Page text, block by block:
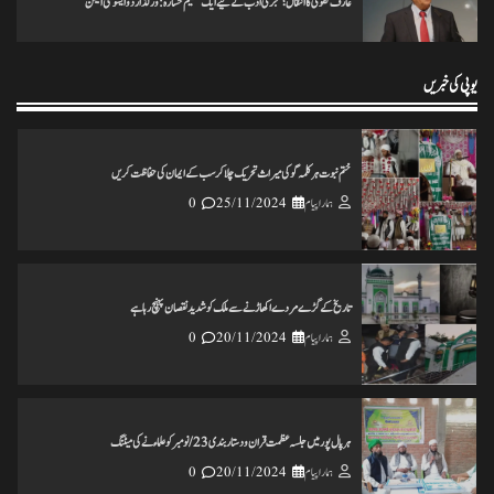
یوپی کی خبریں
ختم نبوت ہر کلمہ گو کی میراث تحریک چلاکرسب کے ایمان کی حفاظت کریں
ہمارا پیام
25/11/2024
0
تاریخ کے گڑے مردے اکھاڑنے سے ملک کو شدید نقصان پہنچ رہاہے
ہمارا پیام
20/11/2024
0
ہرپال پور میں جلسہ عظمت قران و دستاربندی 23/نومبر کو علماء نے کی میٹنگ
ہمارا پیام
20/11/2024
0